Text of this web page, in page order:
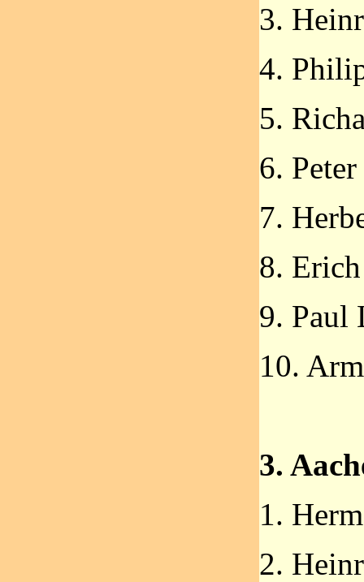
3.
4.
5.
6.
7.
8.
9. Paul
10.
3.
1.
2.